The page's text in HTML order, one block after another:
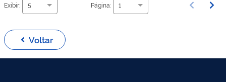
Exibir: 5 Página: 1
Voltar